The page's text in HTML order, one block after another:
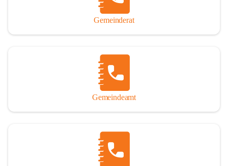
Gemeinderat
Gemeindeamt